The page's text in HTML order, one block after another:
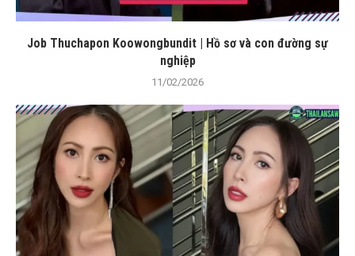
Job Thuchapon Koowongbundit | Hồ sơ và con đường sự
nghiệp
11/02/2026